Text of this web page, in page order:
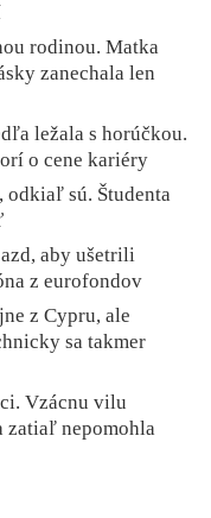
rodinou. Matka
zanechala len
ležala s horúčkou.
o cene kariéry
odkiaľ sú. Študenta
aby ušetrili
z eurofondov
z Cypru, ale
sa takmer
Vzácnu vilu
zatiaľ nepomohla